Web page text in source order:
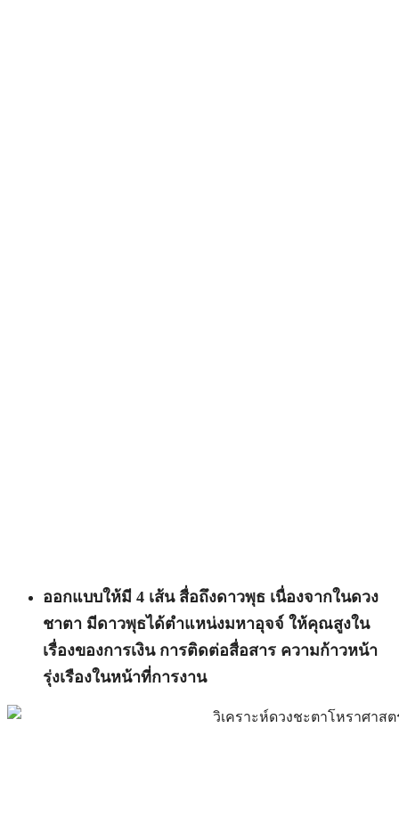
ออกแบบให้มี 4 เส้น สื่อถึงดาวพุธ เนื่องจากในดวง
ชาตา มีดาวพุธได้ตำแหน่งมหาอุจจ์ ให้คุณสูงใน
เรื่องของการเงิน การติดต่อสื่อสาร ความก้าวหน้า
รุ่งเรืองในหน้าที่การงาน